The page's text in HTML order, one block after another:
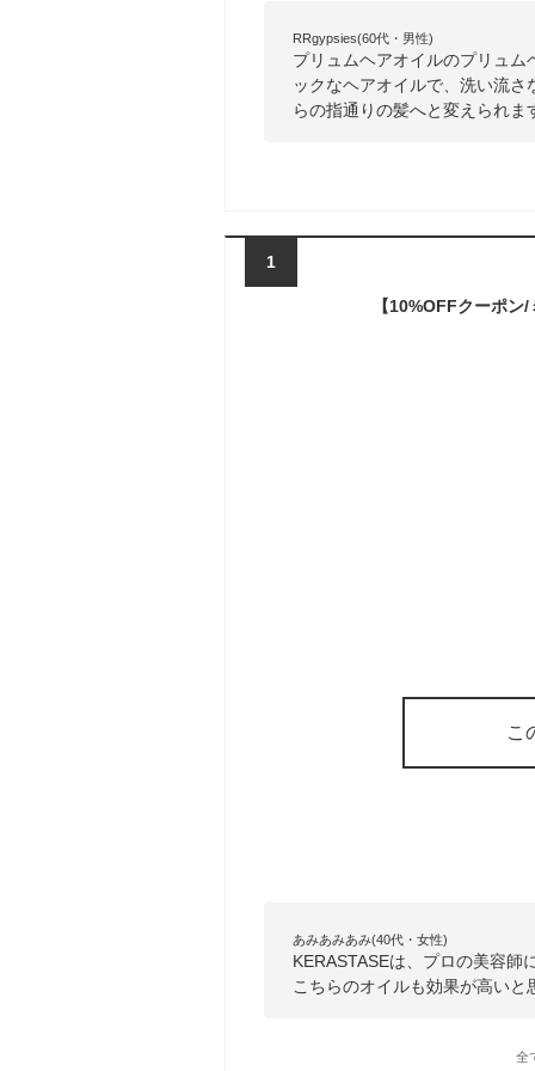
RRgypsies(60代・男性)
プリュムヘアオイルのプリュ
ックなヘアオイルで、洗い流
らの指通りの髪へと変えられま
1
こ
あみあみあみ(40代・女性)
KERASTASEは、プロの美容師
こちらのオイルも効果が高いと
全